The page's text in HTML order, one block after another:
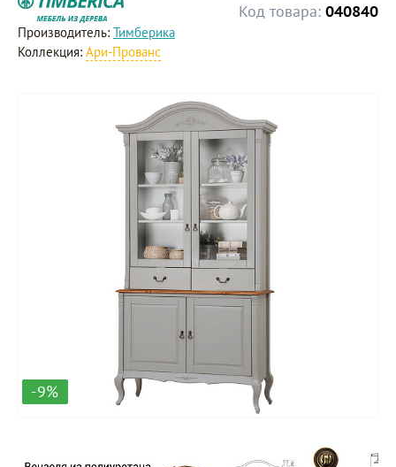
Код товара: 040840
Производитель: Тимберика
Коллекция: Ари-Прованс
-9%